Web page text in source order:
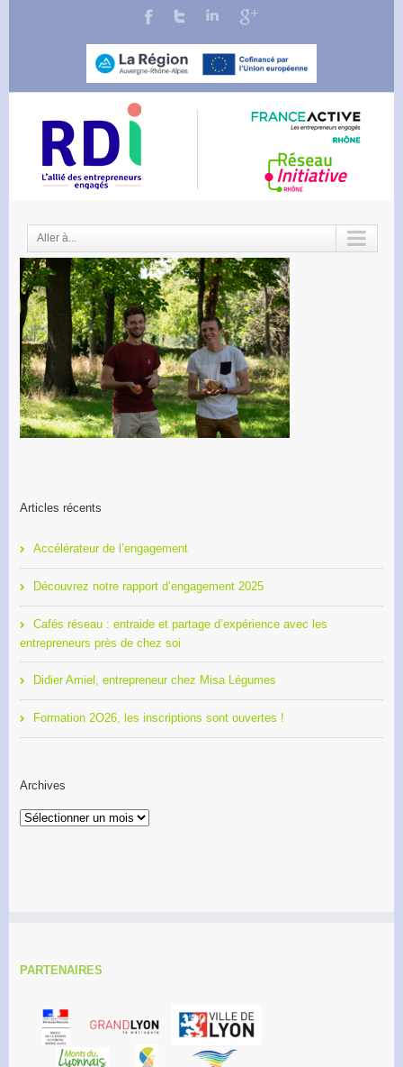
Aller à...
Articles récents
Accélérateur de l’engagement
Découvrez notre rapport d’engagement 2025
Cafés réseau : entraide et partage d’expérience avec les
entrepreneurs près de chez soi
Didier Amiel, entrepreneur chez Misa Légumes
Formation 2O26, les inscriptions sont ouvertes !
Archives
Archives
PARTENAIRES